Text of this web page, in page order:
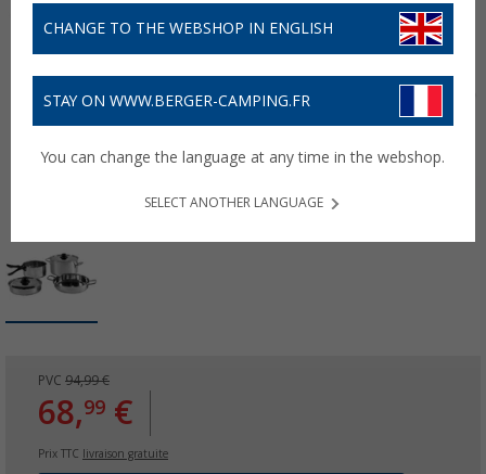
PVC 94,99 €
68,99 €
Prix TTC livraison gratuite
CHANGE TO THE WEBSHOP IN ENGLISH
STAY ON WWW.BERGER-CAMPING.FR
You can change the language at any time in the webshop.
SELECT ANOTHER LANGUAGE